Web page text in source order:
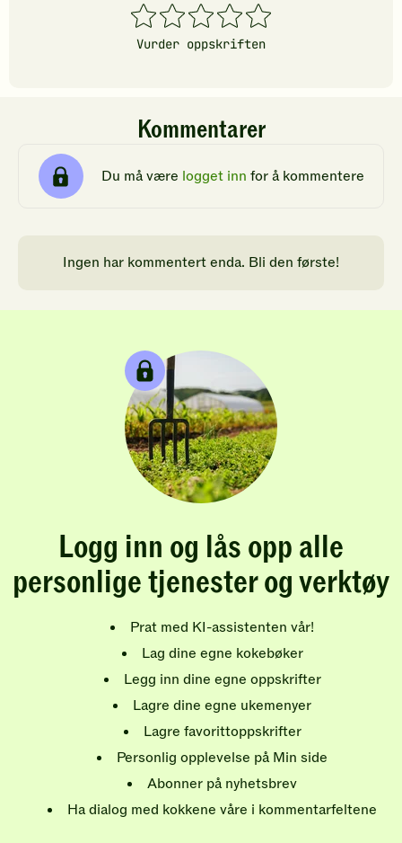
1
stjerner
2
stjerner
3
stjerner
4
stjerner
5
stjerner
Vurder oppskriften
Kommentarer
Du må være logget inn for å kommentere
Ingen har kommentert enda. Bli den første!
Logg inn og lås opp alle
personlige tjenester og verktøy
Prat med KI-assistenten vår!
Lag dine egne kokebøker
Legg inn dine egne oppskrifter
Lagre dine egne ukemenyer
Lagre favorittoppskrifter
Personlig opplevelse på Min side
Abonner på nyhetsbrev
Ha dialog med kokkene våre i kommentarfeltene